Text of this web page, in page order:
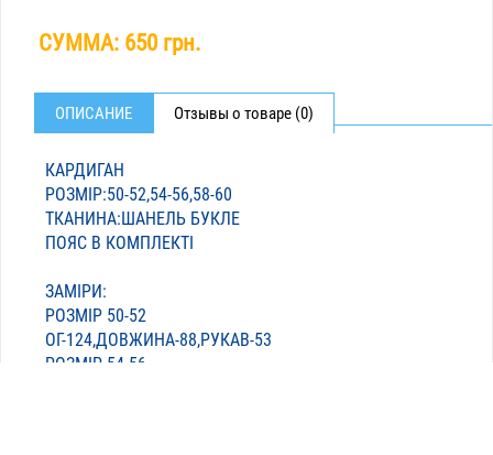
СУММА: 650 грн.
ОПИСАНИЕ Отзывы о товаре (0)
КАРДИГАН
РОЗМІР:50-52,54-56,58-60
ТКАНИНА:ШАНЕЛЬ БУКЛЕ
ПОЯС В КОМПЛЕКТІ
ЗАМІРИ:
РОЗМІР 50-52
ОГ-124,ДОВЖИНА-88,РУКАВ-53
РОЗМІР 54-56